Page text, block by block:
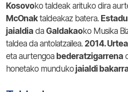
Kosovoko taldeak arituko dira
McOnaktaldeakaz batera.
jaialdia da Galdakaoko Musika
taldea da antolatzailea. 2014.
eta aurtengoa bederatzigarrena
honetako munduko jaialdi